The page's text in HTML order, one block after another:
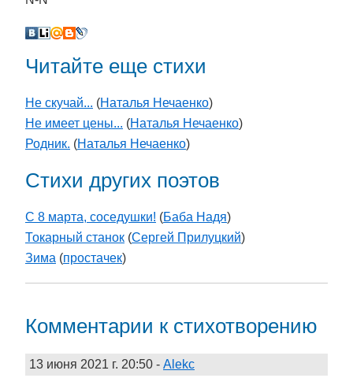
Читайте еще стихи
Не скучай... (Наталья Нечаенко)
Не имеет цены... (Наталья Нечаенко)
Родник. (Наталья Нечаенко)
Стихи других поэтов
С 8 марта, соседушки! (Баба Надя)
Токарный станок (Сергей Прилуцкий)
Зима (простачек)
Комментарии к стихотворению
13 июня 2021 г. 20:50 - Alekc